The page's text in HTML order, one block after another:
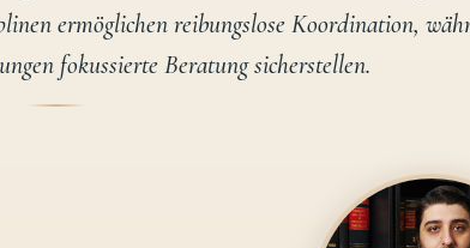
ermöglichen reibungslose Koordination,
fokussierte Beratung sicherstellen.